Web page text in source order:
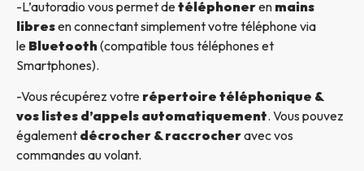
-L’autoradio vous permet detéléphoneren mains
libresen connectant simplement votre téléphone via
le Bluetooth(compatible tous téléphones et
Smartphones).
-Vous récupérez votre répertoire téléphonique &
vos listes d’appels automatiquement. Vous pouvez
également décrocher & raccrocheravec vos
commandes au volant.